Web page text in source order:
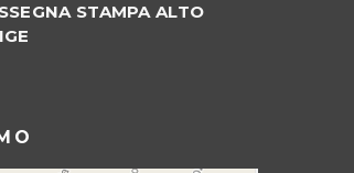
STAMPA ALTO